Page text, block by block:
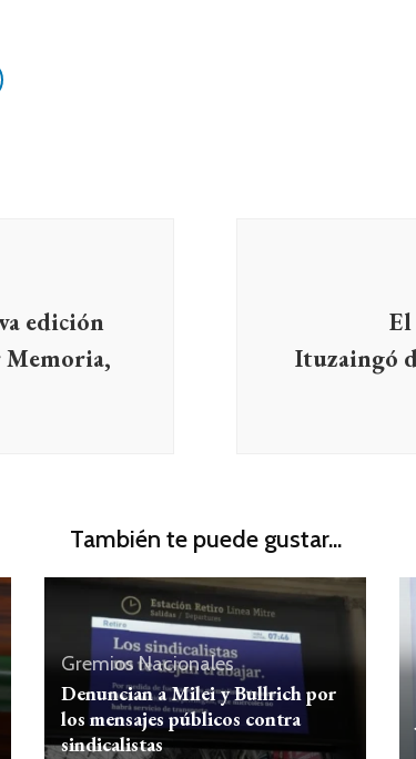
edición
Memoria,
Ituzaingó
También te puede gustar...
GremiosNacionales
Denuncian a Milei y Bullrich por
los mensajes públicos contra
sindicalistas